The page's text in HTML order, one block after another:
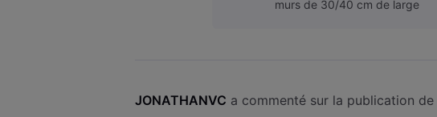
murs de 30/40 cm de large
JONATHANVC a commenté sur la publication de